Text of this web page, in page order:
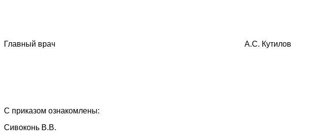
Главный врач А.С. Кутилов
С приказом ознакомлены:
Сивоконь В.В.